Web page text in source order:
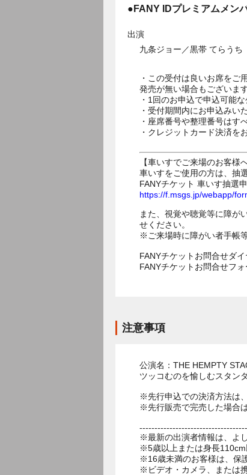
●FANY IDプレミアムメン
出演
九条ジョー／黒帯 てらうち
・この受付は良いお席を
発売が無い場合もございます
・1回のお申込で申込可能
・受付期間内にお申込みい
・座席番号や整理番号はす
・クレジットカード決済を
【車いすでご来場のお客様へ
車いすをご使用の方は、抽
FANYチケット 車いす抽選
https://f.msgs.jp/webapp/
また、視覚や聴覚等に障が
せください。
※ご来場時に障がい者手帳
FANYチケットお問合せダ
FANYチケットお問合せフ
注意事項
公演名：THE HEMPTY
ツッコむのを愉しむスタン
※先行申込での決済方法は
※先行販売で完売した場合
※最新の出演者情報は、よ
※5歳以上または身長110cm
※16歳未満のお客様は、保
※ビデオ・カメラ、または